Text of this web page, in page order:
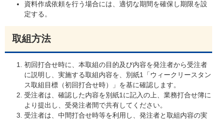
資料作成依頼を行う場合には、適切な期間を確保し期限を設
定する。
取組方法
初回打合せ時に、本取組の目的及び内容を発注者から受注者
に説明し、実施する取組内容を、別紙1「ウィークリースタン
ス取組目標（初回打合せ時）」を基に確認します。
受注者は、確認した内容を別紙1に記入の上、業務打合せ簿に
より提出し、受発注者間で共有してください。
受注者は、中間打合せ時等を利用し、発注者と取組内容の実